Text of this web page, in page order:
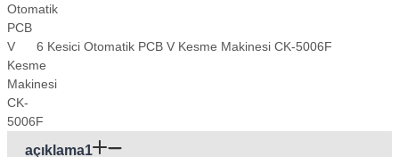
6 Kesici Otomatik PCB V Kesme Makinesi CK-5006F
açıklama1